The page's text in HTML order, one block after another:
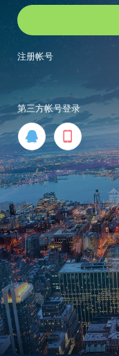
注册帐号
第三方帐号登录
 